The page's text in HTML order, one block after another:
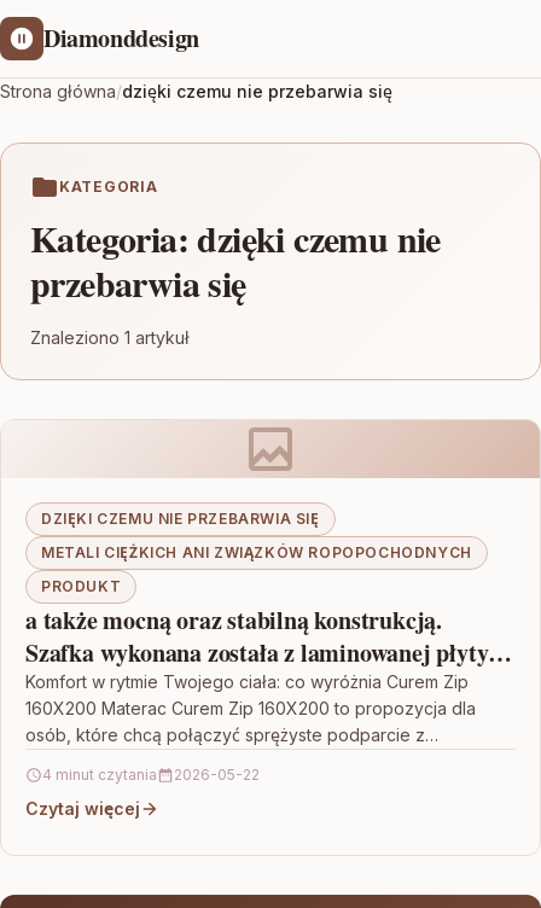
Diamonddesign
Strona główna/dzięki czemu nie przebarwia się
KATEGORIA
Kategoria:dzięki czemu nie
przebarwia się
Znaleziono 1 artykuł
DZIĘKI CZEMU NIE PRZEBARWIA SIĘ
METALI CIĘŻKICH ANI ZWIĄZKÓW ROPOPOCHODNYCH
PRODUKT
a także mocną oraz stabilną konstrukcją.
Szafka wykonana została z laminowanej płyty
meblowej o klasie higieny E1
Komfort w rytmie Twojego ciała: co wyróżnia Curem Zip
160X200 Materac Curem Zip 160X200 to propozycja dla
osób, które chcą połączyć sprężyste podparcie z…
4 minut czytania 2026-05-22
Czytaj więcej